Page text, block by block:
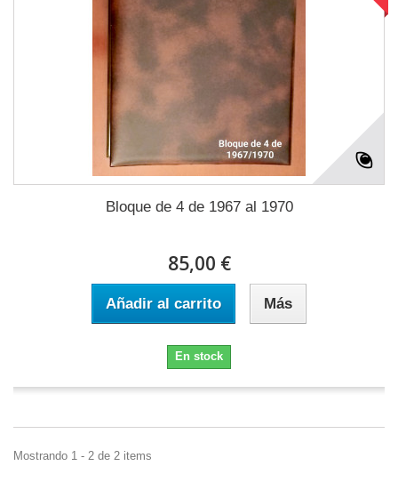
Bloque de 4 de 1967 al 1970
85,00 €
Añadir al carrito Más
En stock
Mostrando 1 - 2 de 2 items